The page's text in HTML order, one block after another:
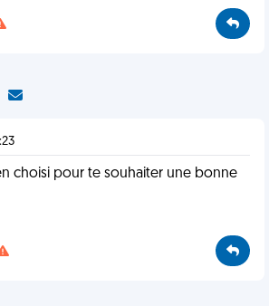
choisi pour te souhaiter une bonne